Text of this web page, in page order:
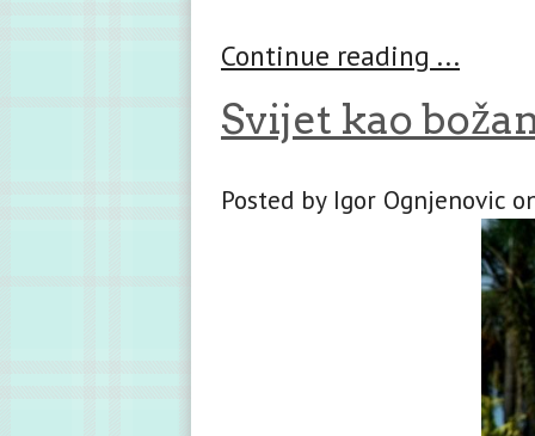
Continue reading ...
Svijet kao
Posted by Igor Ognjenovic